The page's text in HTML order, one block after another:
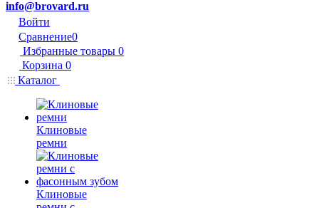
info@brovard.ru
Войти
Сравнение0
Избранные товары 0
Корзина 0
Каталог
Клиновые
ремни
Клиновые